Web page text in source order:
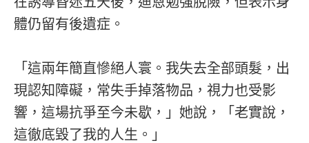
體仍留有後遺症。
「這兩年簡直慘絕人寰。我失去全部頭髮，出
現認知障礙，常失手掉落物品，視力也受影
響，這場抗爭至今未歇，」她說，「老實說，
這徹底毀了我的人生。」